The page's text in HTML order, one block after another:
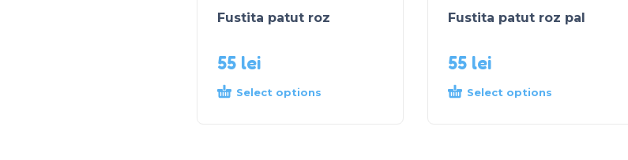
Fustita patut roz
55 lei
Select options
Fustita patut roz pal
55 lei
Select options